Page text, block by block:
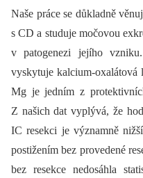
Naše práce se důkladně
s CD a studuje močovou
v patogenezi jejího
vyskytuje kalcium-oxalátová
Mg je jedním z
Z našich dat vyplývá, že
IC resekci je významně
postižením bez provedené
bez resekce nedosáhla